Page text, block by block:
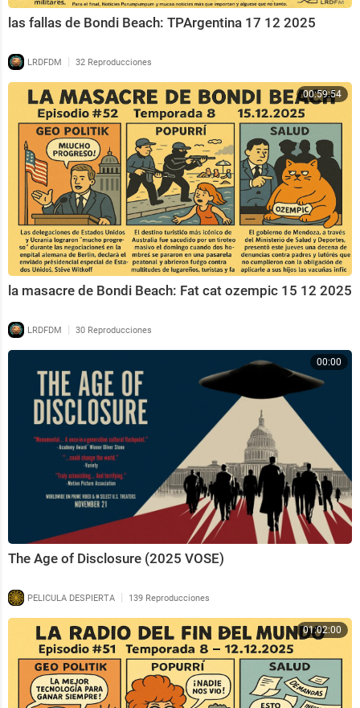
las fallas de Bondi Beach: TPArgentina 17 12 2025
LRDFDM | 32 Reproducciones
00:59:54
la masacre de Bondi Beach: Fat cat ozempic 15 12 2025
LRDFDM | 30 Reproducciones
00:00
The Age of Disclosure (2025 VOSE)
PELICULA DESPIERTA | 139 Reproducciones
01:02:00